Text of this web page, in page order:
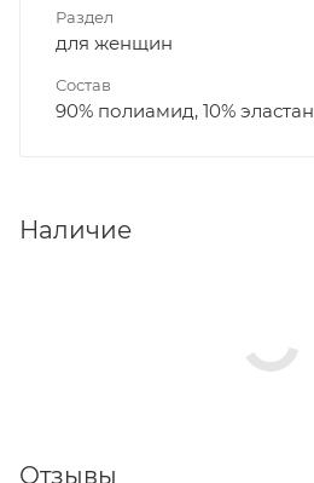
Раздел
для женщин
Состав
90% полиамид, 10% эластан
Наличие
Отзывы